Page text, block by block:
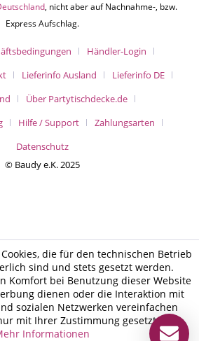
, nicht aber auf Nachnahme-, bzw.
Express Aufschlag.
Händler-Login
Lieferinfo Ausland
Lieferinfo DE
Über Partytischdecke.de
Hilfe / Support
Zahlungsarten
Datenschutz
© Baudy e.K. 2025
die für den technischen Betrieb
sind und stets gesetzt werden.
Komfort bei Benutzung dieser Website
dienen oder die Interaktion mit
sozialen Netzwerken vereinfachen
mit Ihrer Zustimmung gesetzt.
Informationen